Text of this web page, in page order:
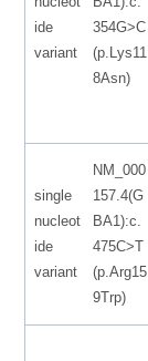
ide
variant
354G>C
(p.Lys11
8Asn)
single
nucleot
ide
variant
NM_000
157.4(G
BA1):c.
475C>T
(p.Arg15
9Trp)